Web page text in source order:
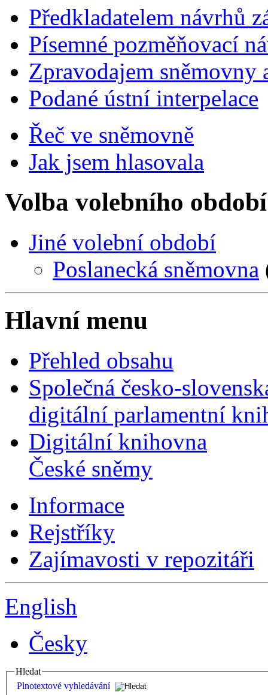
Předkladatelem návrhů
Písemné pozměňovací
Zpravodajem
Podané ústní interpelace
Řeč ve sněmovně
Jak jsem hlasovala
Volba volebního období
Jiné volební období
Poslanecká sněmovna
Hlavní menu
Přehled obsahu
Společná česko-
digitální parlamentní
Digitální knihovna
České sněmy
Informace
Rejstříky
Zajímavosti v repozitáři
English
Česky
Hledat
Plnotextové vyhledávání